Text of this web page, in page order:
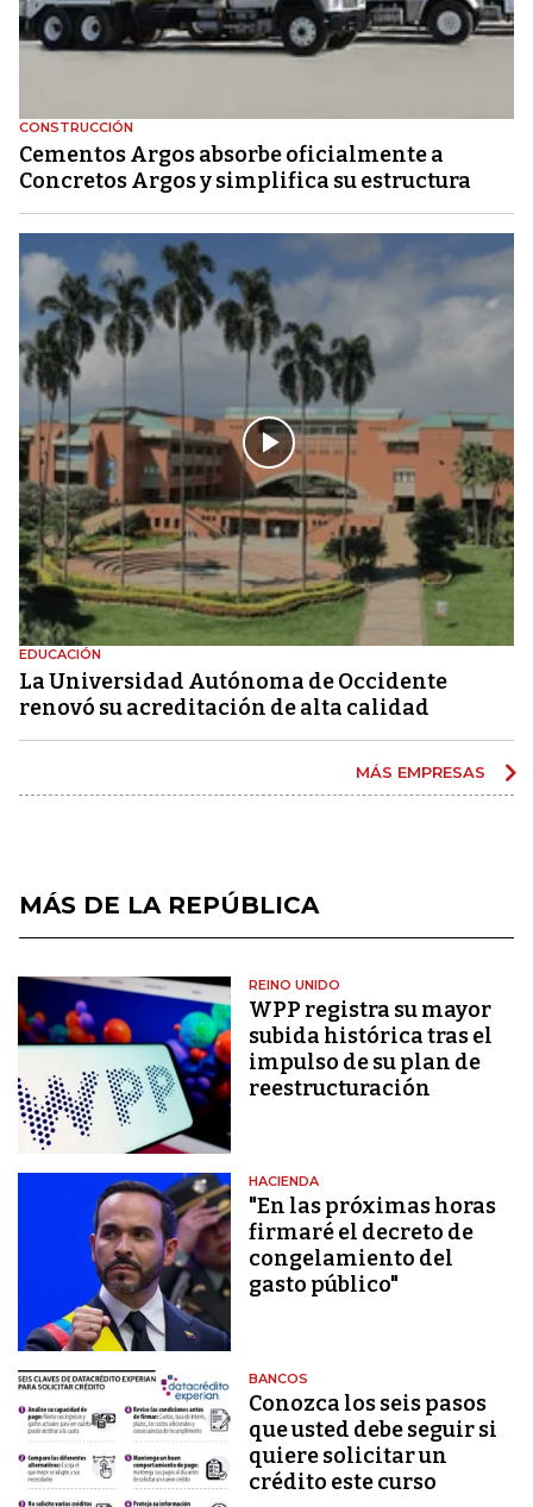
CONSTRUCCIÓN
Cementos Argos absorbe oficialmente a
Concretos Argos y simplifica su estructura
EDUCACIÓN
La Universidad Autónoma de Occidente
renovó su acreditación de alta calidad
MÁS EMPRESAS
MÁS DE LA REPÚBLICA
REINO UNIDO
WPP registra su mayor
subida histórica tras el
impulso de su plan de
reestructuración
HACIENDA
"En las próximas horas
firmaré el decreto de
congelamiento del
gasto público"
BANCOS
Conozca los seis pasos
que usted debe seguir si
quiere solicitar un
crédito este curso